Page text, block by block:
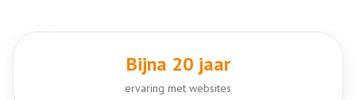
Bijna 20 jaar
ervaring met websites